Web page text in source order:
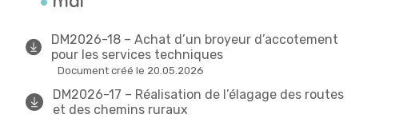
DM2026-18 – Achat d’un broyeur d’accotement
pour les services techniques
Document créé le 20.05.2026
DM2026-17 – Réalisation de l’élagage des routes
et des chemins ruraux